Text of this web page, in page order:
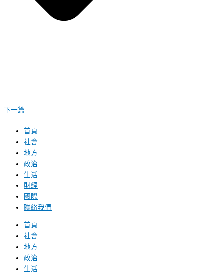
下一篇
首頁
社會
地方
政治
生活
財經
國際
聯絡我們
首頁
社會
地方
政治
生活